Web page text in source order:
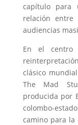
capítulo para
relación
audiencias
En el centro
clásico
The Mad
producida por
colombo-
camino para la